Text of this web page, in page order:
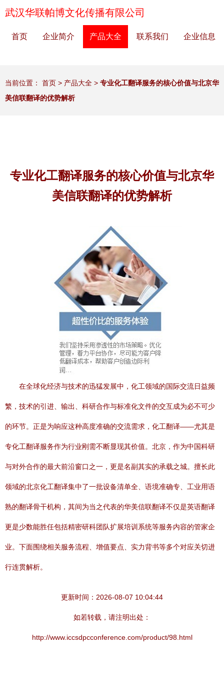
武汉华联帕博文化传播有限公司
首页 企业简介 产品大全 联系我们 企业信息
当前位置： 首页 > 产品大全 > 专业化工翻译服务的核心价值与北京华
美信联翻译的优势解析
专业化工翻译服务的核心价值与北京华
美信联翻译的优势解析
在全球化经济与技术的迅猛发展中，化工领域的国际交流日益频
繁，技术的引进、输出、科研合作与标准化文件的交互成为必不可少
的环节。正是为响应这种高度准确的交流需求，化工翻译——尤其是
专化工翻译服务作为行业刚需不断显现其价值。北京，作为中国科研
与对外合作的最大前沿窗口之一，更是名副其实的承载之城。擅长此
领域的北京化工翻译集中了一批设备清单全、语境准确专、工业用语
熟的翻译骨干机构，其间为当之代表的华美信联翻译不仅是英语翻译
更是少数能胜任包括精密研科团队扩展培训系统等服务内容的管家企
业。下面围绕相关服务流程、增值要点、实力背书等多个对应关切进
行连贯解析。
更新时间：2026-08-07 10:04:44
如若转载，请注明出处：
http://www.iccsdpcconference.com/product/98.html